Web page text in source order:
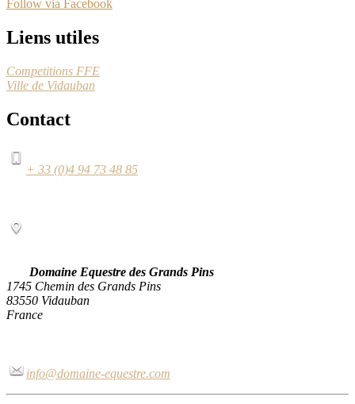
Follow via Facebook
Liens utiles
Competitions FFE
Ville de Vidauban
Contact
+ 33 (0)4 94 73 48 85
Domaine Equestre des Grands Pins
1745 Chemin des Grands Pins
83550 Vidauban
France
info@domaine-equestre.com